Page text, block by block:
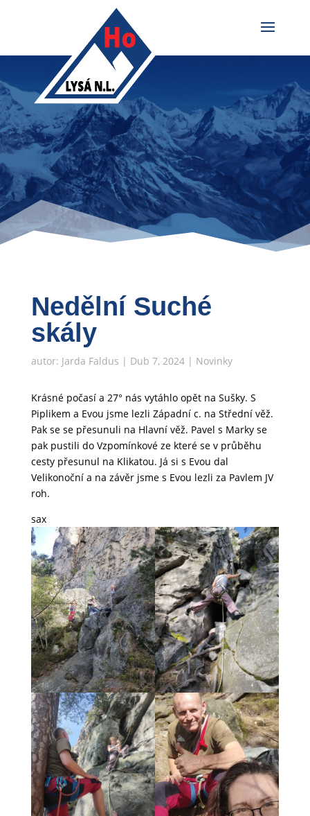
Nedělní Suché
skály
autor: Jarda Faldus | Dub 7, 2024| Novinky
Krásné počasí a 27° nás vytáhlo opět na Sušky. S
Piplikem a Evou jsme lezli Západní c. na Střední věž.
Pak se se přesunuli na Hlavní věž. Pavel s Marky se
pak pustili do Vzpomínkové ze které se v průběhu
cesty přesunul na Klikatou. Já si s Evou dal
Velikonoční a na závěr jsme s Evou lezli za Pavlem JV
roh.
sax